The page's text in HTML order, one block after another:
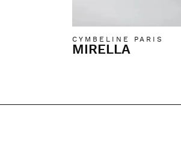
CYMBELINE PARIS
MIRELLA